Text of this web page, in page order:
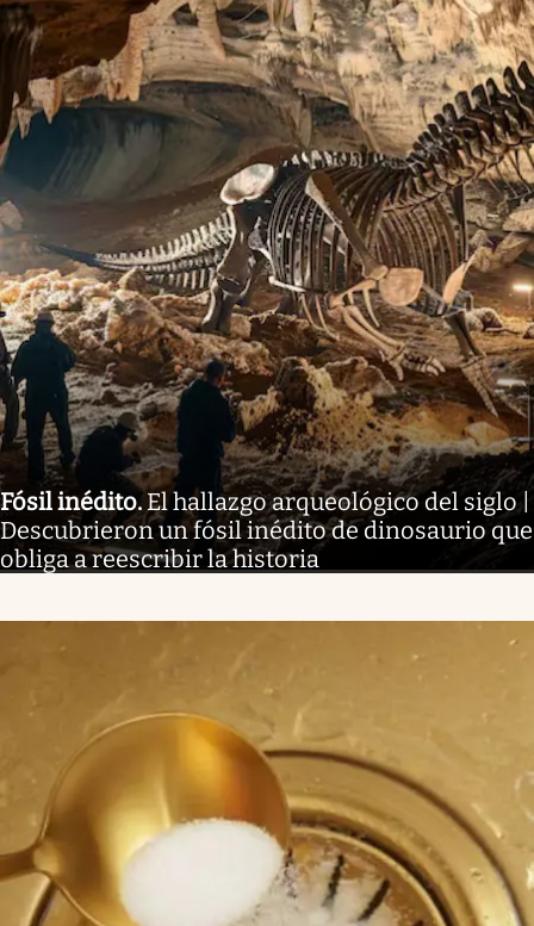
Fósil inédito. El hallazgo arqueológico del siglo |
Descubrieron un fósil inédito de dinosaurio que
obliga a reescribir la historia